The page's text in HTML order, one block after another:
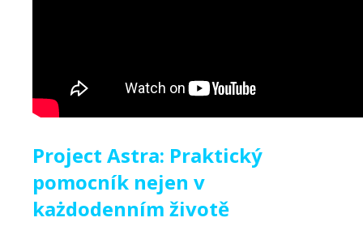
Project Astra: Praktický
pomocník nejen v
każdodenním životě